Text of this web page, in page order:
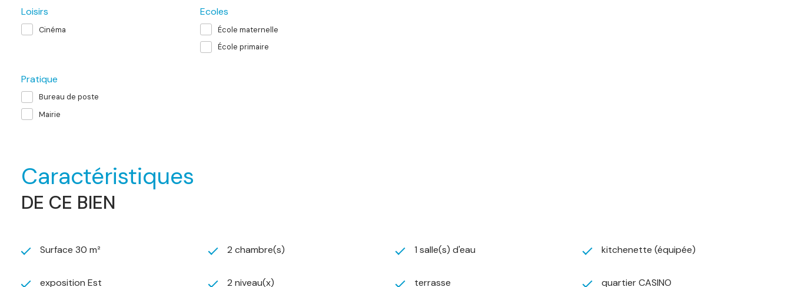
Loisirs
Cinéma
Ecoles
École maternelle
École primaire
Pratique
Bureau de poste
Mairie
Caractéristiques
DE CE BIEN
Surface 30 m² 2 chambre(s) 1 salle(s) d'eau kitchenette (équipée)
exposition Est 2 niveau(x) terrasse quartier CASINO